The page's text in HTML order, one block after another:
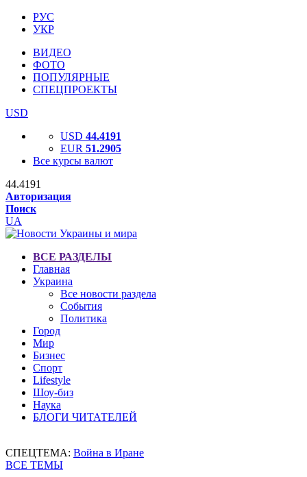
РУС
УКР
ВИДЕО
ФОТО
ПОПУЛЯРНЫЕ
СПЕЦПРОЕКТЫ
USD
USD 44.4191
EUR 51.2905
Все курсы валют
44.4191
Авторизация
Поиск
UA
ВСЕ РАЗДЕЛЫ
Главная
Украина
Все новости раздела
События
Политика
Город
Мир
Бизнес
Спорт
Lifestyle
Шоу-биз
Наука
БЛОГИ ЧИТАТЕЛЕЙ
СПЕЦТЕМА: Война в Иране
ВСЕ ТЕМЫ